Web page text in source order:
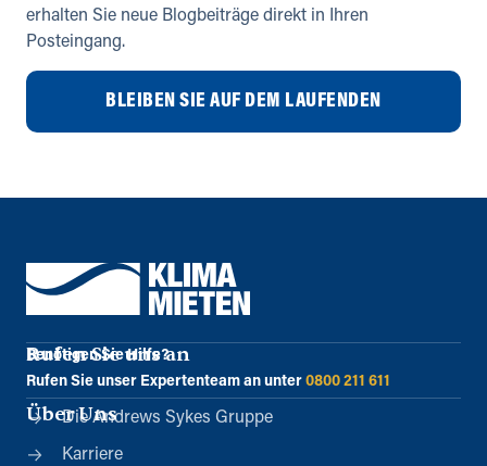
erhalten Sie neue Blogbeiträge direkt in Ihren
Posteingang.
BLEIBEN SIE AUF DEM LAUFENDEN
Rufen Sie uns an
Benötigen Sie Hilfe?
Rufen Sie unser Expertenteam an unter 0800 211 611
Über Uns
Die Andrews Sykes Gruppe
Karriere